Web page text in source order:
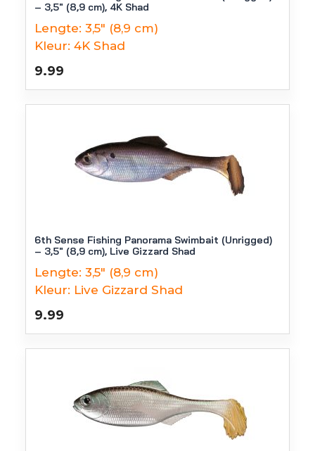
– 3,5″ (8,9 cm), 4K Shad
Lengte: 3,5" (8,9 cm)
Kleur: 4K Shad
9.99
6th Sense Fishing Panorama Swimbait (Unrigged)
– 3,5″ (8,9 cm), Live Gizzard Shad
Lengte: 3,5" (8,9 cm)
Kleur: Live Gizzard Shad
9.99